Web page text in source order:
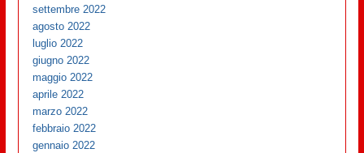
settembre 2022
agosto 2022
luglio 2022
giugno 2022
maggio 2022
aprile 2022
marzo 2022
febbraio 2022
gennaio 2022